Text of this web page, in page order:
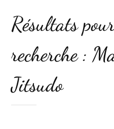
Résultats
recherche :
Jitsudo